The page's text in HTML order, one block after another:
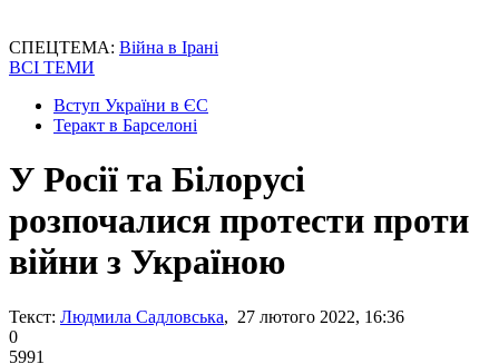
СПЕЦТЕМА: Війна в Ірані
ВСІ ТЕМИ
Вступ України в ЄС
Теракт в Барселоні
У Росії та Білорусі
розпочалися протести проти
війни з Україною
Текст: Людмила Садловська, 27 лютого 2022, 16:36
0
5991